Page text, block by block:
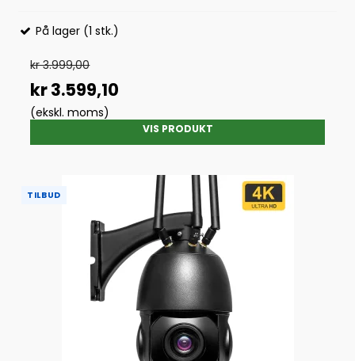
På lager (1 stk.)
kr 3.999,00
kr 3.599,10
(ekskl. moms)
VIS PRODUKT
TILBUD